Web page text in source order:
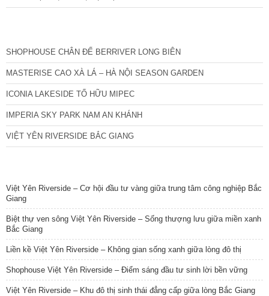
SHOPHOUSE CHÂN ĐẾ BERRIVER LONG BIÊN
MASTERISE CAO XÀ LÁ – HÀ NỘI SEASON GARDEN
ICONIA LAKESIDE TỐ HỮU MIPEC
IMPERIA SKY PARK NAM AN KHÁNH
VIỆT YÊN RIVERSIDE BẮC GIANG
Việt Yên Riverside – Cơ hội đầu tư vàng giữa trung tâm công nghiệp Bắc
Giang
Biệt thự ven sông Việt Yên Riverside – Sống thượng lưu giữa miền xanh
Bắc Giang
Liền kề Việt Yên Riverside – Không gian sống xanh giữa lòng đô thị
Shophouse Việt Yên Riverside – Điểm sáng đầu tư sinh lời bền vững
Việt Yên Riverside – Khu đô thị sinh thái đẳng cấp giữa lòng Bắc Giang